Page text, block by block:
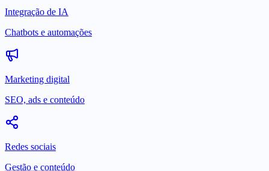
Integração de IA
Chatbots e automações
Marketing digital
SEO, ads e conteúdo
Redes sociais
Gestão e conteúdo